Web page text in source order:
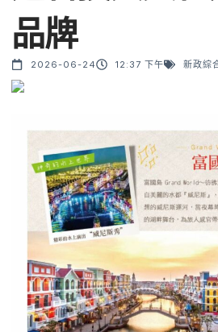
品牌
2026-06-24 12:37 下午 新政綜